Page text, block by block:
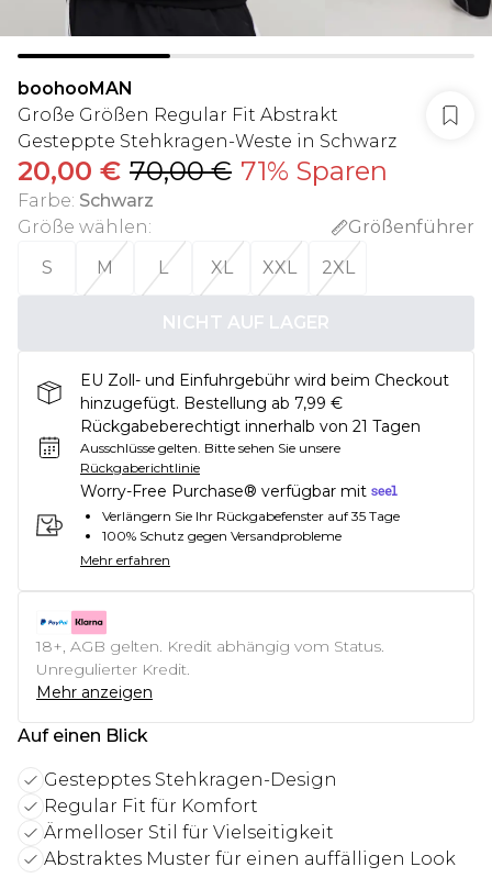
boohooMAN
Große Größen Regular Fit Abstrakt
Gesteppte Stehkragen-Weste in Schwarz
20,00 € 70,00 € 71% Sparen
Farbe: Schwarz
Größe wählen:
Größenführer
S
M L XL XXL 2XL
NICHT AUF LAGER
EU Zoll- und Einfuhrgebühr wird beim Checkout
hinzugefügt. Bestellung ab 7,99 €
Rückgabeberechtigt innerhalb von 21 Tagen
Ausschlüsse gelten. Bitte sehen Sie unsere
Rückgaberichtlinie
Worry-Free Purchase® verfügbar mit
Verlängern Sie Ihr Rückgabefenster auf 35 Tage
100% Schutz gegen Versandprobleme
Mehr erfahren
18+, AGB gelten. Kredit abhängig vom Status.
Unregulierter Kredit.
Mehr anzeigen
Auf einen Blick
Gestepptes Stehkragen-Design
Regular Fit für Komfort
Ärmelloser Stil für Vielseitigkeit
Abstraktes Muster für einen auffälligen Look